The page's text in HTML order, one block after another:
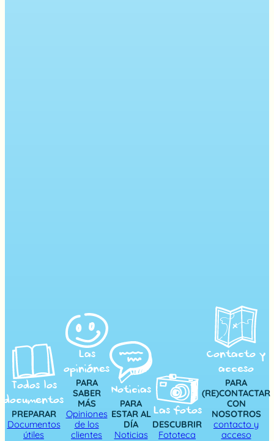
Todos los
documentos
PREPARAR
Documentos
útiles
Las
opiniónes
PARA
SABER
MÁS
Opiniones
de los
clientes
Noticias
PARA
ESTAR AL
DÍA
Noticias
Las fotos
DESCUBRIR
Fototeca
Contacto y
acceso
PARA
(RE)CONTACTAR
CON
NOSOTROS
contacto y
acceso